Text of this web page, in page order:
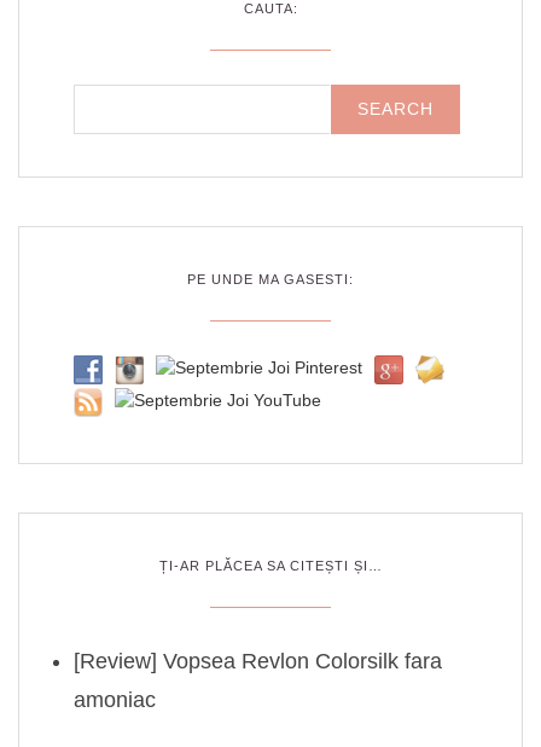
CAUTA:
PE UNDE MA GASESTI:
ȚI-AR PLĂCEA SA CITEȘTI ȘI…
[Review] Vopsea Revlon Colorsilk fara
amoniac